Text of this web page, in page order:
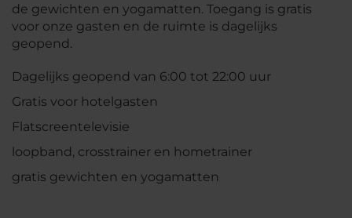
de gewichten en yogamatten. Toegang is gratis
voor onze gasten en de ruimte is dagelijks
geopend.
Dagelijks geopend van 6:00 tot 22:00 uur
Gratis voor hotelgasten
Flatscreentelevisie
loopband, crosstrainer en hometrainer
gratis gewichten en yogamatten